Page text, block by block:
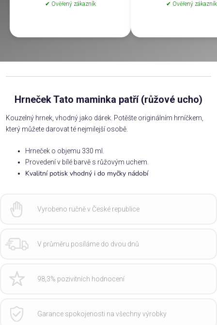
✔ Ověřený zákazník ✔ Ověřený zákazník
Hrneček Tato maminka patří (růžové ucho)
Kouzelný hrnek, vhodný jako dárek. Potěšte originálním hrníčkem,
který můžete darovat té nejmilejší osobě.
Hrneček o objemu 330 ml.
Provedení v bílé barvě s růžovým uchem.
Kvalitní potisk vhodný i do myčky nádobí
Vyrobeno ručně v České republice
V průměru posíláme do dvou dnů
98,3% pozivitních hodnocení
Garance spokojenosti na všechny výrobky